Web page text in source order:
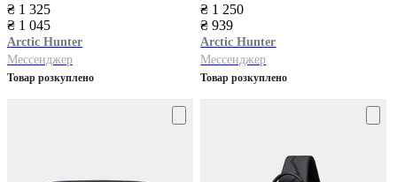
₴ 1 325
₴ 1 045
Arctic Hunter
Мессенджер
Товар розкуплено
₴ 1 250
₴ 939
Arctic Hunter
Мессенджер
Товар розкуплено